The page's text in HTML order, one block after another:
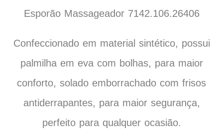
Esporão Massageador 7142.106.26406
Confeccionado em material sintético, possui
palmilha em eva com bolhas, para maior
conforto, solado emborrachado com frisos
antiderrapantes, para maior segurança,
perfeito para qualquer ocasião.